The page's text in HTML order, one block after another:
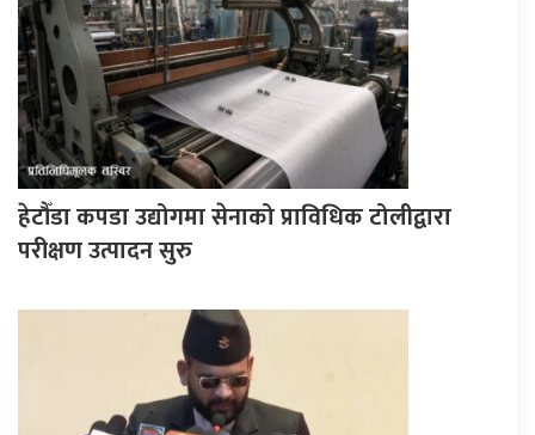
हेटौँडा कपडा उद्योगमा सेनाको प्राविधिक टोलीद्वारा
परीक्षण उत्पादन सुरु